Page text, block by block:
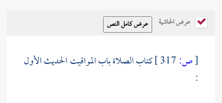
عرض الحاشية
[ص: كتاب الصلاة باب المواقيتالحديث الأول
: